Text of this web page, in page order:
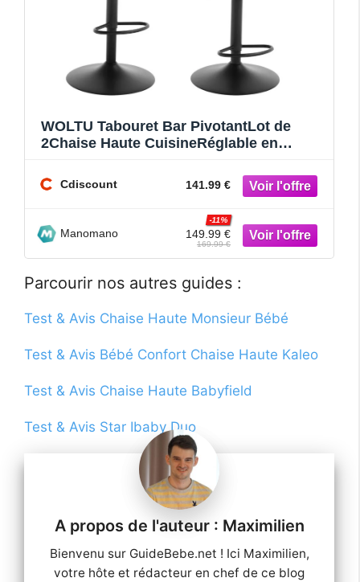
WOLTU Tabouret Bar PivotantLot de
2Chaise Haute CuisineRéglable en
Cdiscount 141.99 €
Manomano 149.99 €
-11%
169.99 €
Parcourir nos autres guides :
Test & Avis Chaise Haute Monsieur Bébé
Test & Avis Bébé Confort Chaise Haute Kaleo
Test & Avis Chaise Haute Babyfield
Test & Avis Star Ibaby Duo
Maximilien
Bienvenu sur GuideBebe.net ! Ici Maximilien,
votre hôte et rédacteur en chef de ce blog